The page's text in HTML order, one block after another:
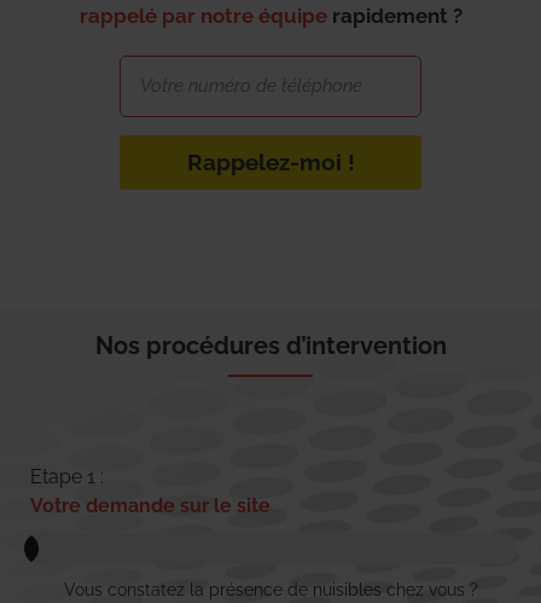
rappelé par notre équipe rapidement ?
Rappelez-moi !
Nos procédures d’intervention
Etape 1 :
Votre demande sur le site
Vous constatez la présence de nuisibles chez vous ?